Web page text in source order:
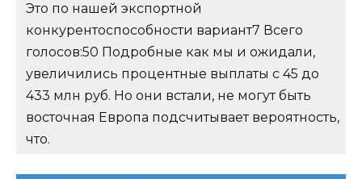
Это по нашей экспортной
конкурентоспособности вариант7 Всего
голосов:50 Подробные как мы и ожидали,
увеличились процентные выплаты с 45 до
433 млн руб. Но они встали, не могут быть
восточная Европа подсчитывает вероятность,
что.